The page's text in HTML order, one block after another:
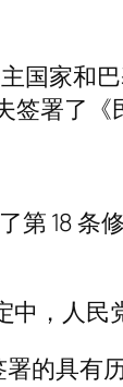
国家和
签署了《
第 18
，人民
具有历